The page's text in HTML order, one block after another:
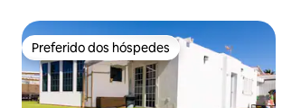
Preferido dos hóspedes
Preferido dos hóspedes